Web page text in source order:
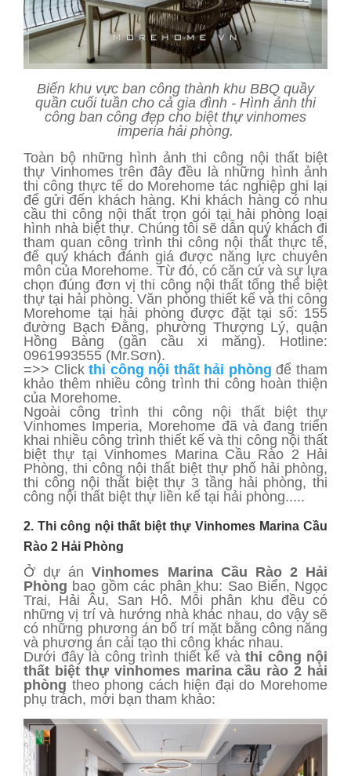
Biến khu vực ban công thành khu BBQ quầy
quần cuối tuần cho cả gia đình - Hình ảnh thi
công ban công đẹp cho biệt thự vinhomes
imperia hải phòng.
Toàn bộ những hình ảnh thi công nội thất biệt
thự Vinhomes trên đây đều là những hình ảnh
thi công thực tế do Morehome tác nghiệp ghi lại
để gửi đến khách hàng. Khi khách hàng có nhu
cầu thi công nội thất trọn gói tại hải phòng loại
hình nhà biệt thự. Chúng tôi sẽ dẫn quý khách đi
tham quan công trình thi công nội thất thực tế,
để quý khách đánh giá được năng lực chuyên
môn của Morehome. Từ đó, có căn cứ và sự lựa
chọn đúng đơn vị thi công nội thất tổng thể biệt
thự tại hải phòng. Văn phòng thiết kế và thi công
Morehome tại hải phòng được đặt tại số: 155
đường Bạch Đằng, phường Thượng Lý, quận
Hồng Bàng (gần cầu xi măng). Hotline:
0961993555 (Mr.Sơn).
=>> Clickthi công nội thất hải phòng để tham
khảo thêm nhiều công trình thi công hoàn thiện
của Morehome.
Ngoài công trình thi công nội thất biệt thự
Vinhomes Imperia, Morehome đã và đang triển
khai nhiều công trình thiết kế và thi công nội thất
biệt thự tại Vinhomes Marina Cầu Rào 2 Hải
Phòng, thi công nội thất biệt thự phố hải phòng,
thi công nội thất biệt thự 3 tầng hải phòng, thi
công nội thất biệt thự liền kế tại hải phòng.....
2. Thi công nội thất biệt thự Vinhomes Marina Cầu
Rào 2 Hải Phòng
Ở dự ánVinhomes Marina Cầu Rào 2 Hải
Phòng bao gồm các phân khu: Sao Biển, Ngọc
Trai, Hải Âu, San Hô. Mỗi phân khu đều có
những vị trí và hướng nhà khác nhau, do vậy sẽ
có những phương án bố trí mặt bằng công năng
và phương án cải tạo thi công khác nhau.
Dưới đây là công trình thiết kế và thi công nội
thất biệt thự vinhomes marina cầu rào 2 hải
phòng theo phong cách hiện đại do Morehome
phụ trách, mời bạn tham khảo: